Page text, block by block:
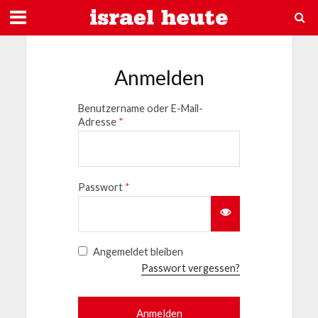
Anmelden
Benutzername oder E-Mail-
Adresse *
Passwort *
Angemeldet bleiben
Passwort vergessen?
Anmelden